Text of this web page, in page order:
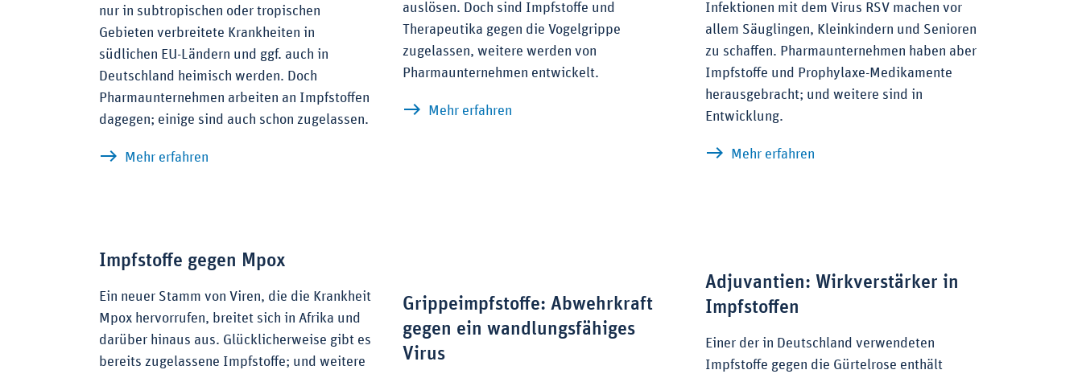
nur in subtropischen oder tropischen
Gebieten verbreitete Krankheiten in
südlichen EU-Ländern und ggf. auch in
Deutschland heimisch werden. Doch
Pharmaunternehmen arbeiten an Impfstoffen
dagegen; einige sind auch schon zugelassen.
Mehr erfahren
auslösen. Doch sind Impfstoffe und
Therapeutika gegen die Vogelgrippe
zugelassen, weitere werden von
Pharmaunternehmen entwickelt.
Mehr erfahrenzu Vogelgrippe H5N1: Aktuelle Maßnahmen zur Gefahrenabwehr
Infektionen mit dem Virus RSV machen vor
allem Säuglingen, Kleinkindern und Senioren
zu schaffen. Pharmaunternehmen haben aber
Impfstoffe und Prophylaxe-Medikamente
herausgebracht; und weitere sind in
Entwicklung.
Mehr erfahren
Impfstoffe gegen Mpox
Ein neuer Stamm von Viren, die die Krankheit
Mpox hervorrufen, breitet sich in Afrika und
darüber hinaus aus. Glücklicherweise gibt es
bereits zugelassene Impfstoffe; und weitere
Grippeimpfstoffe: Abwehrkraft
gegen ein wandlungsfähiges
Virus
Adjuvantien: Wirkverstärker in
Impfstoffen
Einer der in Deutschland verwendeten
Impfstoffe gegen die Gürtelrose enthält